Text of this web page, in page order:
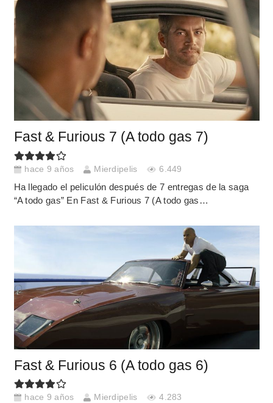
Fast & Furious 7 (A todo gas 7)
hace 9 años Mierdipelis 6.449
Ha llegado el peliculón después de 7 entregas de la saga
“A todo gas” En Fast & Furious 7 (A todo gas…
Fast & Furious 6 (A todo gas 6)
hace 9 años Mierdipelis 4.283